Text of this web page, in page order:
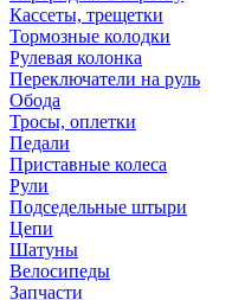
Кассеты, трещетки
Тормозные колодки
Рулевая колонка
Переключатели на руль
Обода
Тросы, оплетки
Педали
Приставные колеса
Рули
Подседельные штыри
Цепи
Шатуны
Велосипеды
Запчасти